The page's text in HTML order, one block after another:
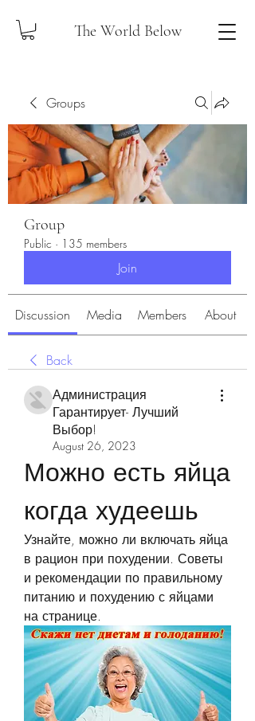
The World Below
Groups
Group
Public · 135 members
Join
Discussion Media Members About
Back
Администрация
Гарантирует- Лучший
Выбор!
August 26, 2023
Можно есть яйца
когда худеешь
Узнайте, можно ли включать яйца
в рацион при похудении. Советы
и рекомендации по правильному
питанию и похудению с яйцами
на странице.